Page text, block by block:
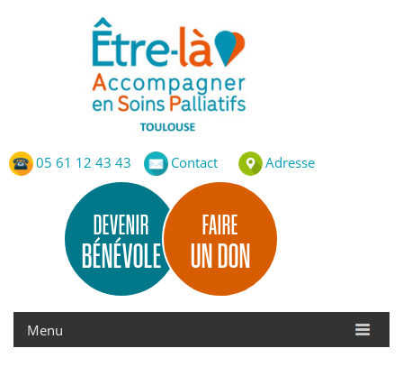
05 61 12 43 43 Contact Adresse
Etre-Là – ASP Toulouse
Accompagnement en Soins Palliatifs de Toulouse
FAIRE
UN DON
DEVENIR
BÉNÉVOLE